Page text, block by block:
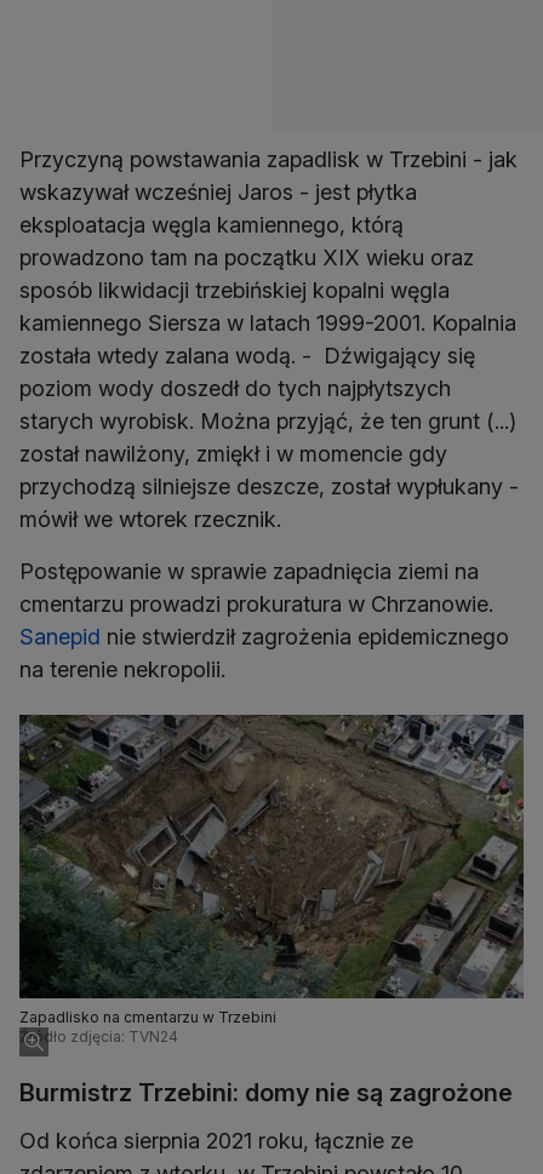
Przyczyną powstawania zapadlisk w Trzebini - jak
wskazywał wcześniej Jaros - jest płytka
eksploatacja węgla kamiennego, którą
prowadzono tam na początku XIX wieku oraz
sposób likwidacji trzebińskiej kopalni węgla
kamiennego Siersza w latach 1999-2001. Kopalnia
została wtedy zalana wodą. - Dźwigający się
poziom wody doszedł do tych najpłytszych
starych wyrobisk. Można przyjąć, że ten grunt (...)
został nawilżony, zmiękł i w momencie gdy
przychodzą silniejsze deszcze, został wypłukany -
mówił we wtorek rzecznik.
Postępowanie w sprawie zapadnięcia ziemi na
cmentarzu prowadzi prokuratura w Chrzanowie.
Sanepid nie stwierdził zagrożenia epidemicznego
na terenie nekropolii.
Zapadlisko na cmentarzu w Trzebini
Źródło zdjęcia: TVN24
Burmistrz Trzebini: domy nie są zagrożone
Od końca sierpnia 2021 roku, łącznie ze